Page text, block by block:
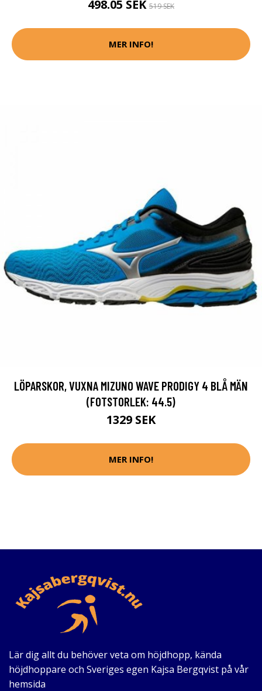
498.05 SEK 519 SEK
MER INFO!
LÖPARSKOR, VUXNA MIZUNO WAVE PRODIGY 4 BLÅ MÄN
(FOTSTORLEK: 44.5)
1329 SEK
MER INFO!
Lär dig allt du behöver veta om höjdhopp, kända
höjdhoppare och Sveriges egen Kajsa Bergqvist på vår
hemsida